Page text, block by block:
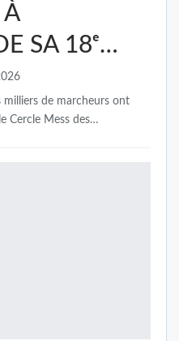
À
SA 18ᵉ…
milliers de marcheurs ont
Cercle Mess des…